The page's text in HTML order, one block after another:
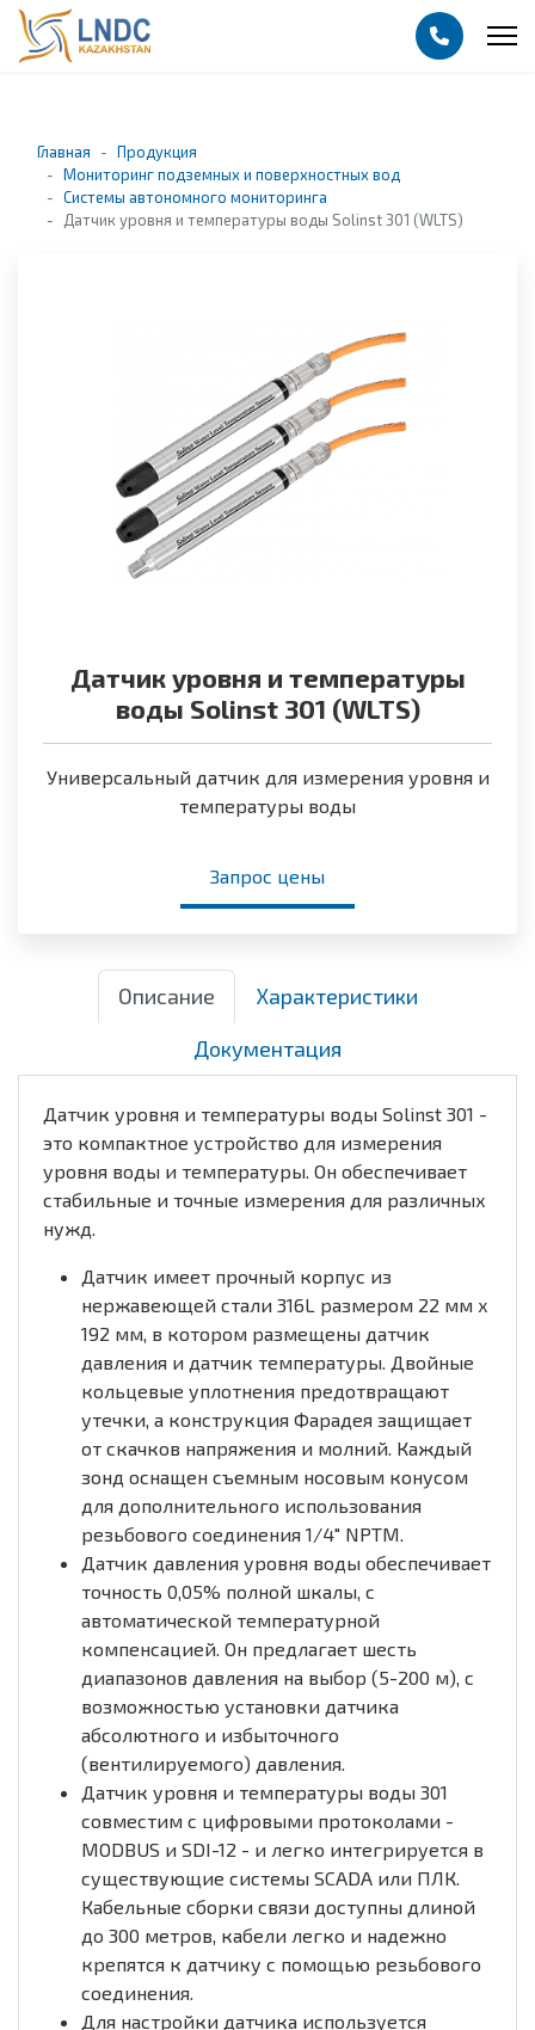
Главная
Продукция
Мониторинг подземных и поверхностных вод
Системы автономного мониторинга
Датчик уровня и температуры воды Solinst 301 (WLTS)
Датчик уровня и температуры
воды Solinst 301 (WLTS)
Универсальный датчик для измерения уровня и
температуры воды
Запрос цены
Описание
Характеристики
Документация
Датчик уровня и температуры воды Solinst 301 -
это компактное устройство для измерения
уровня воды и температуры. Он обеспечивает
стабильные и точные измерения для различных
нужд.
Датчик имеет прочный корпус из
нержавеющей стали 316L размером 22 мм x
192 мм, в котором размещены датчик
давления и датчик температуры. Двойные
кольцевые уплотнения предотвращают
утечки, а конструкция Фарадея защищает
от скачков напряжения и молний. Каждый
зонд оснащен съемным носовым конусом
для дополнительного использования
резьбового соединения 1/4" NPTM.
Датчик давления уровня воды обеспечивает
точность 0,05% полной шкалы, с
автоматической температурной
компенсацией. Он предлагает шесть
диапазонов давления на выбор (5-200 м), с
возможностью установки датчика
абсолютного и избыточного
(вентилируемого) давления.
Датчик уровня и температуры воды 301
совместим с цифровыми протоколами -
MODBUS и SDI-12 - и легко интегрируется в
существующие системы SCADA или ПЛК.
Кабельные сборки связи доступны длиной
до 300 метров, кабели легко и надежно
крепятся к датчику с помощью резьбового
соединения.
Для настройки датчика используется